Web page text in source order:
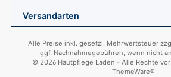
Versandarten
Alle Preise inkl. gesetzl. Mehrwertsteuer
ggf. Nachnahmegebühren, wenn nicht
© 2026 Hautpflege Laden - Alle Rechte
ThemeWare®